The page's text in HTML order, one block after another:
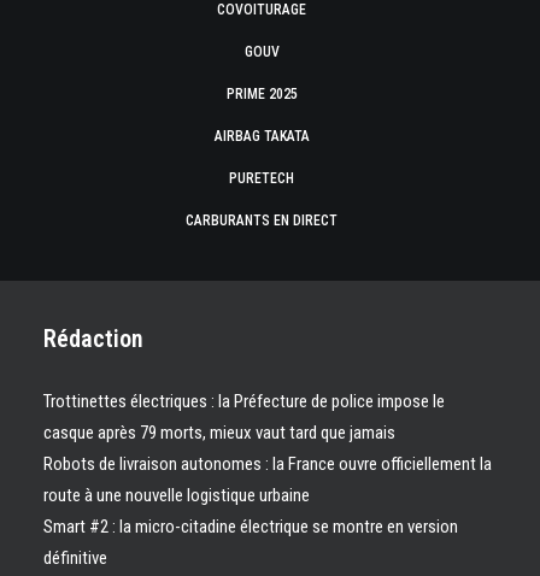
COVOITURAGE
GOUV
PRIME 2025
AIRBAG TAKATA
PURETECH
CARBURANTS EN DIRECT
Rédaction
Trottinettes électriques : la Préfecture de police impose le
casque après 79 morts, mieux vaut tard que jamais
Robots de livraison autonomes : la France ouvre officiellement la
route à une nouvelle logistique urbaine
Smart #2 : la micro-citadine électrique se montre en version
définitive